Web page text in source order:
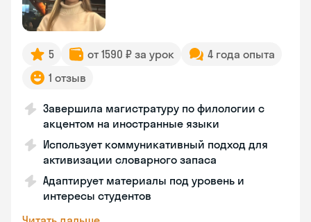
5 от 1590 ₽ за урок
4 года опыта
1 отзыв
Завершила магистратуру по филологии с
акцентом на иностранные языки
Использует коммуникативный подход для
активизации словарного запаса
Адаптирует материалы под уровень и
интересы студентов